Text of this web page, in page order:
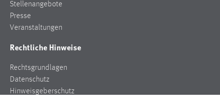
Stellenangebote
Presse
Veranstaltungen
Rechtliche Hinweise
Rechtsgrundlagen
Datenschutz
Hinweisgeberschutz